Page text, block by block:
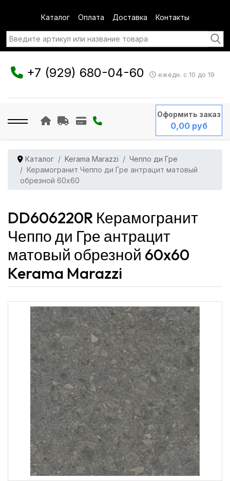
Каталог Оплата Доставка Контакты
+7 (929) 680-04-60 ежедн. с 10 до 19
Оформить заказ
0,00 руб
Каталог Kerama Marazzi
Чеппо ди Гре
Керамогранит Чеппо ди Гре антрацит матовый
обрезной 60x60
DD606220R Керамогранит
Чеппо ди Гре антрацит
матовый обрезной 60x60
Kerama Marazzi